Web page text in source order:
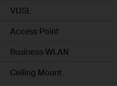
VDSL
Access Point
Business-WLAN
Ceiling Mount